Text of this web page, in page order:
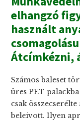
elhangzó
használt
Átcímkézni,
Számos baleset
üres PET
csak
beleivott. Ilyen